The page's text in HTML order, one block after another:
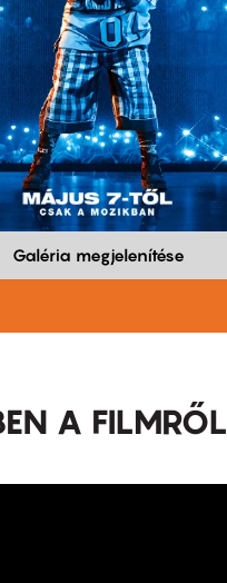
Galéria megjelenítése
A FILMRŐL